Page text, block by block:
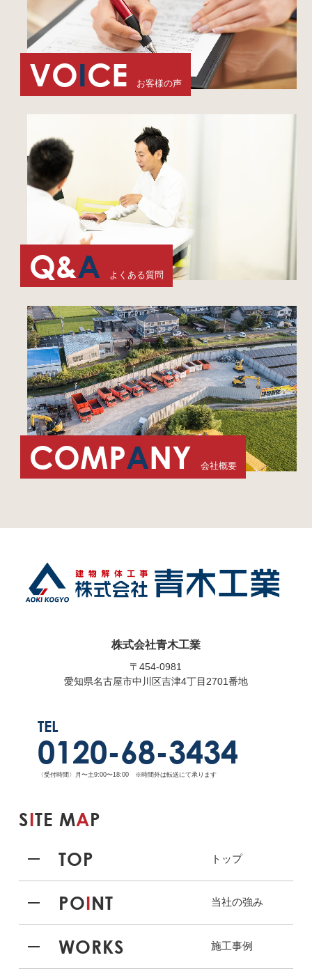
VOICE お客様の声
Q&A よくある質問
COMPANY 会社概要
株式会社青木工業
〒454-0981
愛知県名古屋市中川区吉津4丁目2701番地
TEL
0120-68-3434
〈受付時間〉月〜土9:00〜18:00 ※時間外は転送にて承ります
SITE MAP
TOP
トップ
POINT 当社の強み
WORKS 施工事例